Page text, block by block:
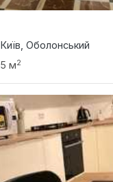
Оболонський
м2